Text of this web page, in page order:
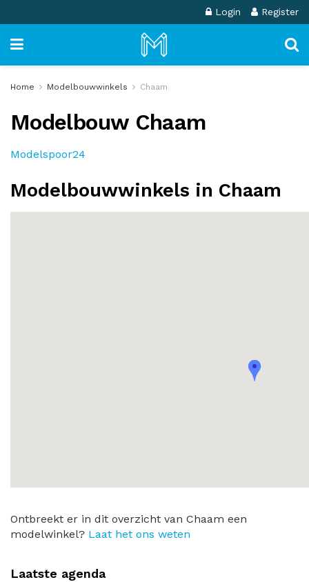
Login Register
Home Modelbouwwinkels Chaam
Modelbouw Chaam
Modelspoor24
Modelbouwwinkels in Chaam
Ontbreekt er in dit overzicht van Chaam een
modelwinkel? Laat het ons weten
Laatste agenda